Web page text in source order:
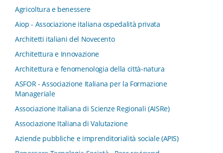
Agricoltura e benessere
Aiop - Associazione italiana ospedalità privata
Architetti italiani del Novecento
Architettura e Innovazione
Architettura e fenomenologia della città-natura
ASFOR - Associazione Italiana per la Formazione
Manageriale
Associazione Italiana di Scienze Regionali (AISRe)
Associazione Italiana di Valutazione
Aziende pubbliche e imprenditorialità sociale (APIS)